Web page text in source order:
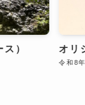
） オリ
令和8